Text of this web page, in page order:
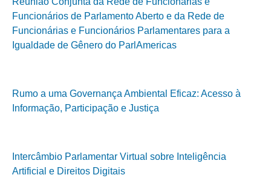
Funcionários de Parlamento Aberto e da Rede de
Funcionárias e Funcionários Parlamentares para a
Igualdade de Gênero do ParlAmericas
Rumo a uma Governança Ambiental Eficaz: Acesso à
Informação, Participação e Justiça
Intercâmbio Parlamentar Virtual sobre Inteligência
Artificial e Direitos Digitais